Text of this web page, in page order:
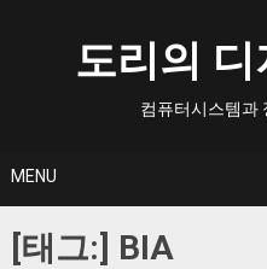
도리의
컴퓨터시스템과
MENU
[태그:] BIA